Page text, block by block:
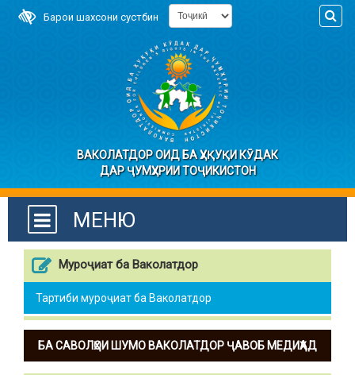
Барои шахсони сустбин
ВАКОЛАТДОР ОИД БА ҲУҚУҚИ КӮДАК
ДАР ҶУМҲУРИИ ТОҶИКИСТОН
МЕНЮ
Муроҷиат ба Ваколатдор
Тартиби муроҷиат ба Ваколатдор
БА САВОЛҲОИ ШУМО ВАКОЛАТДОР ҶАВОБ МЕДИҲАД